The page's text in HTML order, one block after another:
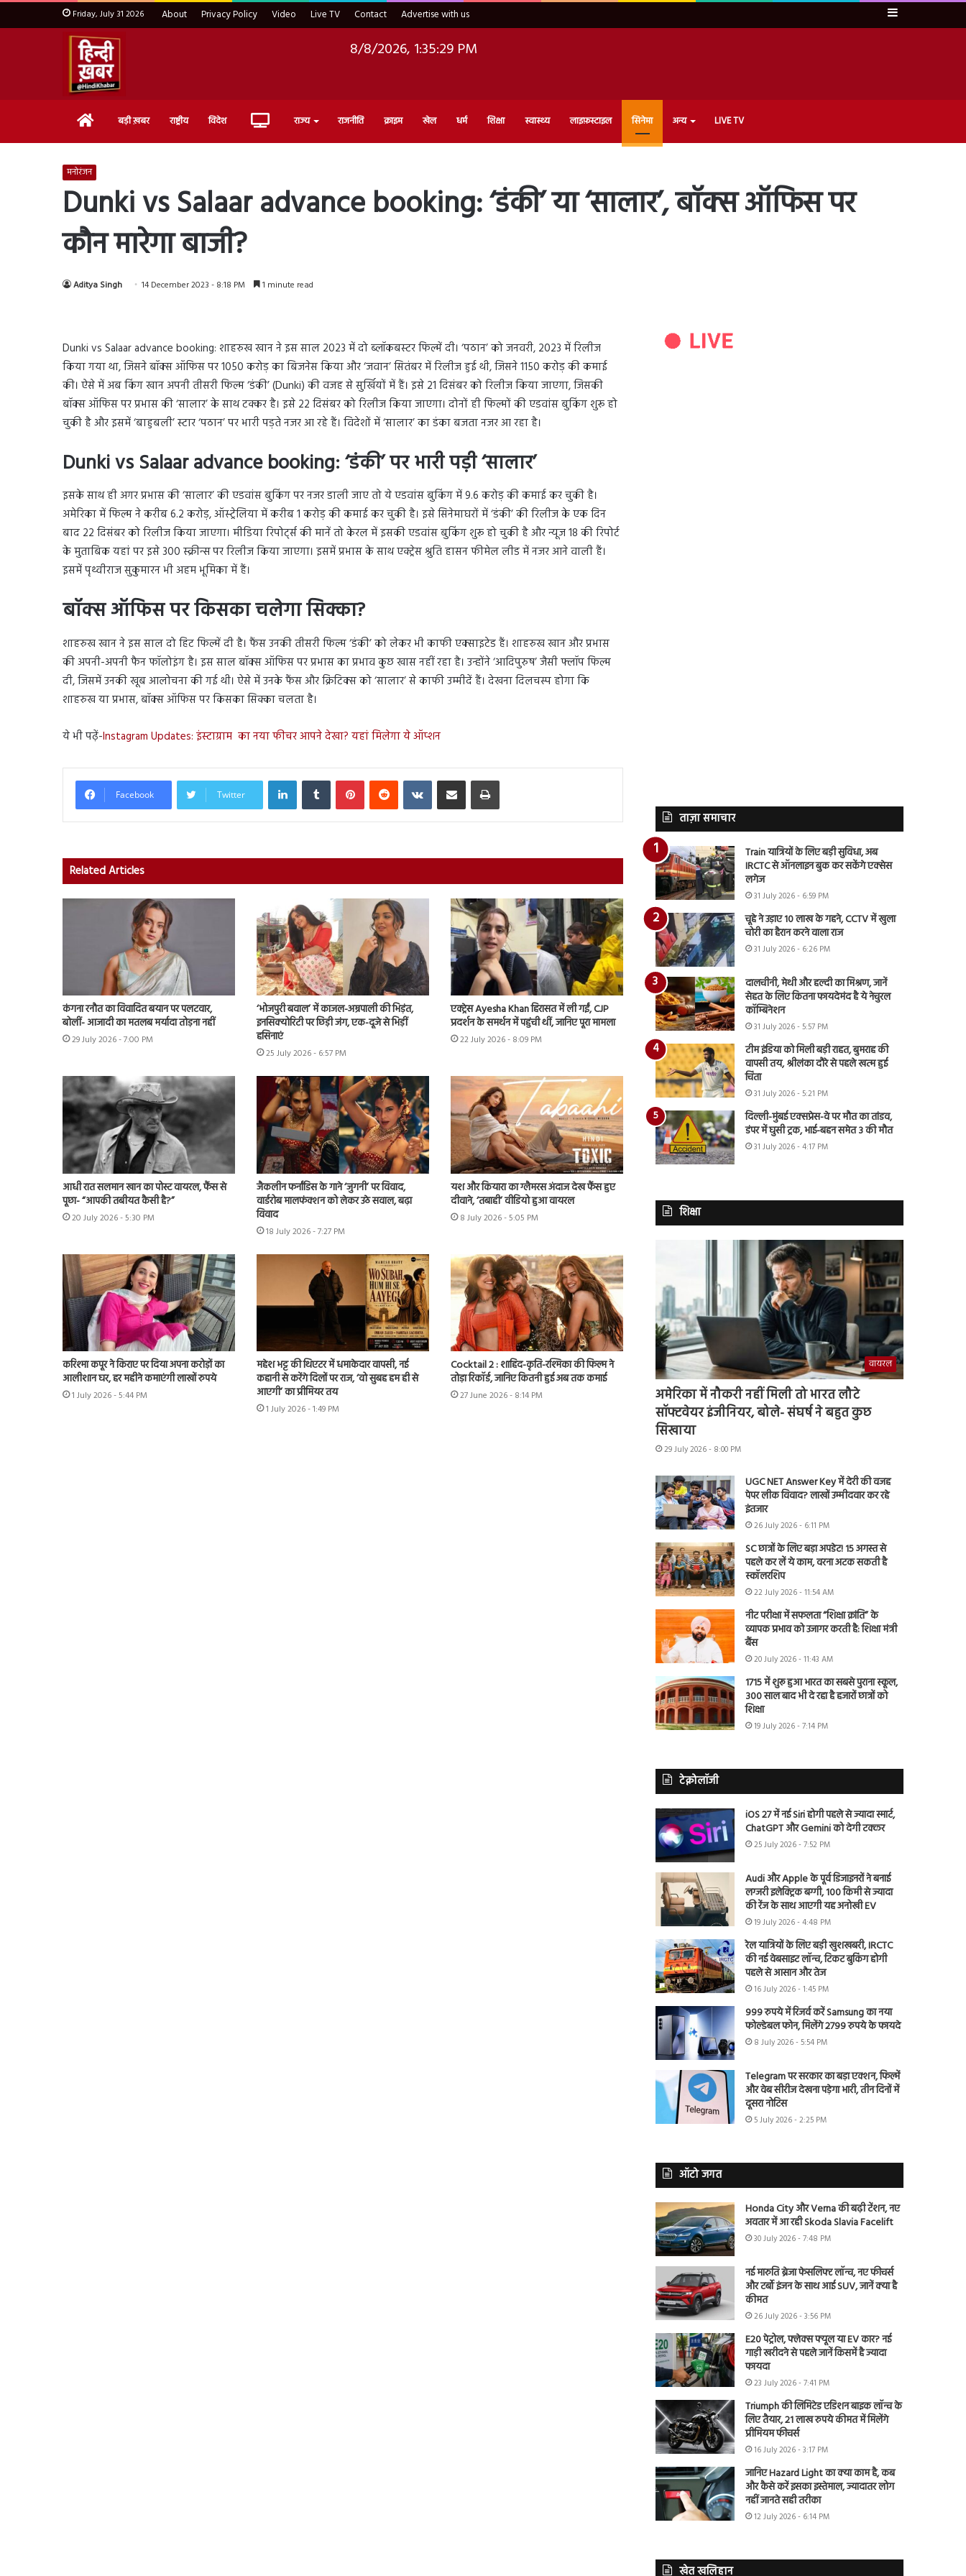
Friday, July 31 2026 About Privacy Policy Video Live TV Contact Advertise with us Sidebar
8/8/2026, 1:35:30 PM
Home बड़ी ख़बर राष्ट्रीय विदेश Live राज्य राजनीति क्राइम खेल धर्म शिक्षा स्वास्थ्य लाइफ़स्टाइल सिनेमा अन्य LIVE TV
मनोरंजन
Dunki vs Salaar advance booking: ‘डंकी’ या ‘सालार’, बॉक्स ऑफिस पर
कौन मारेगा बाजी?
Aditya Singh 14 December 2023 - 8:18 PM 1 minute read
Dunki vs Salaar advance booking: शाहरुख खान ने इस साल 2023 में दो ब्लॉकबस्टर फिल्में दी। ‘पठान’ को जनवरी, 2023 में रिलीज
किया गया था, जिसने बॉक्स ऑफिस पर 1050 करोड़ का बिजनेस किया और ‘जवान’ सितंबर में रिलीज हुई थी, जिसने 1150 करोड़ की कमाई
की। ऐसे में अब किंग खान अपनी तीसरी फिल्म ‘डंकी’ (Dunki) की वजह से सुर्खियों में हैं। इसे 21 दिसंबर को रिलीज किया जाएगा, जिसकी
बॉक्स ऑफिस पर प्रभास की ‘सालार’ के साथ टक्कर है। इसे 22 दिसंबर को रिलीज किया जाएगा। दोनों ही फिल्मों की एडवांस बुकिंग शुरू हो
चुकी है और इसमें ‘बाहुबली’ स्टार ‘पठान’ पर भारी पड़ते नजर आ रहे हैं। विदेशों में ‘सालार’ का डंका बजता नजर आ रहा है।
Dunki vs Salaar advance booking: ‘डंकी’ पर भारी पड़ी ‘सालार’
इसके साथ ही अगर प्रभास की ‘सालार’ की एडवांस बुकिंग पर नजर डाली जाए तो ये एडवांस बुकिंग में 9.6 करोड़ की कमाई कर चुकी है।
अमेरिका में फिल्म ने करीब 6.2 करोड़, ऑस्ट्रेलिया में करीब 1 करोड़ की कमाई कर चुकी है। इसे सिनेमाघरों में ‘डंकी’ की रिलीज के एक दिन
बाद 22 दिसंबर को रिलीज किया जाएगा। मीडिया रिपोर्ट्स की मानें तो केरल में इसकी एडवांस बुकिंग शुरू हो चुकी है और न्यूज 18 की रिपोर्ट
के मुताबिक यहां पर इसे 300 स्क्रीन्स पर रिलीज किया जाएगा। इसमें प्रभास के साथ एक्ट्रेस श्रुति हासन फीमेल लीड में नजर आने वाली हैं।
इसमें पृथ्वीराज सुकुमारन भी अहम भूमिका में हैं।
बॉक्स ऑफिस पर किसका चलेगा सिक्का?
शाहरुख खान ने इस साल दो हिट फिल्में दी है। फैंस उनकी तीसरी फिल्म ‘डंकी’ को लेकर भी काफी एक्साइटेड हैं। शाहरुख खान और प्रभास
की अपनी-अपनी फैन फॉलोइंग है। इस साल बॉक्स ऑफिस पर प्रभास का प्रभाव कुछ खास नहीं रहा है। उन्होंने ‘आदिपुरुष’ जैसी फ्लॉप फिल्म
दी, जिसमें उनकी खूब आलोचना की गई थी। ऐसे में उनके फैंस और क्रिटिक्स को ‘सालार’ से काफी उम्मीदें हैं। देखना दिलचस्प होगा कि
शाहरुख या प्रभास, बॉक्स ऑफिस पर किसका सिक्का चलता है।
ये भी पढ़ें-Instagram Updates: इंस्टाग्राम का नया फीचर आपने देखा? यहां मिलेगा ये ऑप्शन
Facebook Twitter
LinkedInTumblr PinterestReddit VKontakteShare via Email Print
Related Articles
कंगना रनौत का विवादित बयान पर पलटवार,
बोलीं- आजादी का मतलब मर्यादा तोड़ना नहीं
29 July 2026 - 7:00 PM
‘भोजपुरी बवाल’ में काजल-अम्रपाली की भिड़ंत,
इनसिक्योरिटी पर छिड़ी जंग, एक-दूजे से भिड़ीं
हसिनाएं
25 July 2026 - 6:57 PM
एक्ट्रेस Ayesha Khan हिरासत में ली गईं, CJP
प्रदर्शन के समर्थन में पहुंची थीं, जानिए पूरा मामला
22 July 2026 - 8:09 PM
आधी रात सलमान खान का पोस्ट वायरल, फैंस से
पूछा- “आपकी तबीयत कैसी है?”
20 July 2026 - 5:30 PM
जैकलीन फर्नांडिस के गाने ‘जुगनी’ पर विवाद,
वार्डरोब मालफंक्शन को लेकर उठे सवाल, बढ़ा
विवाद
18 July 2026 - 7:27 PM
यश और कियारा का ग्लैमरस अंदाज देख फैंस हुए
दीवाने, ‘तबाही’ वीडियो हुआ वायरल
8 July 2026 - 5:05 PM
करिश्मा कपूर ने किराए पर दिया अपना करोड़ों का
आलीशान घर, हर महीने कमाएंगी लाखों रुपये
1 July 2026 - 5:44 PM
महेश भट्ट की थिएटर में धमाकेदार वापसी, नई
कहानी से करेंगे दिलों पर राज, ‘वो सुबह हम ही से
आएगी’ का प्रीमियर तय
1 July 2026 - 1:49 PM
Cocktail 2 : शाहिद-कृति-रश्मिका की फिल्म ने
तोड़ा रिकॉर्ड, जानिए कितनी हुई अब तक कमाई
27 June 2026 - 8:14 PM
ताज़ा समाचार
Train यात्रियों के लिए बड़ी सुविधा, अब
IRCTC से ऑनलाइन बुक कर सकेंगे एक्सेस
लगेज
31 July 2026 - 6:59 PM
चूहे ने उड़ाए 10 लाख के गहने, CCTV में खुला
चोरी का हैरान करने वाला राज
31 July 2026 - 6:26 PM
दालचीनी, मेथी और हल्दी का मिश्रण, जानें
सेहत के लिए कितना फायदेमंद है ये नेचुरल
कॉम्बिनेशन
31 July 2026 - 5:57 PM
टीम इंडिया को मिली बड़ी राहत, बुमराह की
वापसी तय, श्रीलंका दौरे से पहले खत्म हुई
चिंता
31 July 2026 - 5:21 PM
दिल्ली-मुंबई एक्सप्रेस-वे पर मौत का तांडव,
डंपर में घुसी ट्रक, भाई-बहन समेत 3 की मौत
31 July 2026 - 4:17 PM
शिक्षा
वायरल
अमेरिका में नौकरी नहीं मिली तो भारत लौटे
सॉफ्टवेयर इंजीनियर, बोले- संघर्ष ने बहुत कुछ
सिखाया
29 July 2026 - 8:00 PM
UGC NET Answer Key में देरी की वजह
पेपर लीक विवाद? लाखों उम्मीदवार कर रहे
इंतजार
26 July 2026 - 6:11 PM
SC छात्रों के लिए बड़ा अपडेट! 15 अगस्त से
पहले कर लें ये काम, वरना अटक सकती है
स्कॉलरशिप
22 July 2026 - 11:54 AM
नीट परीक्षा में सफलता “शिक्षा क्रांति” के
व्यापक प्रभाव को उजागर करती है: शिक्षा मंत्री
बैंस
20 July 2026 - 11:43 AM
1715 में शुरू हुआ भारत का सबसे पुराना स्कूल,
300 साल बाद भी दे रहा है हजारों छात्रों को
शिक्षा
19 July 2026 - 7:14 PM
टेक्नोलॉजी
iOS 27 में नई Siri होगी पहले से ज्यादा स्मार्ट,
ChatGPT और Gemini को देगी टक्कर
25 July 2026 - 7:52 PM
Audi और Apple के पूर्व डिजाइनरों ने बनाई
लग्जरी इलेक्ट्रिक बग्गी, 100 किमी से ज्यादा
की रेंज के साथ आएगी यह अनोखी EV
19 July 2026 - 4:48 PM
रेल यात्रियों के लिए बड़ी खुशखबरी, IRCTC
की नई वेबसाइट लॉन्च, टिकट बुकिंग होगी
पहले से आसान और तेज
16 July 2026 - 1:45 PM
999 रुपये में रिजर्व करें Samsung का नया
फोल्डेबल फोन, मिलेंगे 2799 रुपये के फायदे
8 July 2026 - 5:54 PM
Telegram पर सरकार का बड़ा एक्शन, फिल्में
और वेब सीरीज देखना पड़ेगा भारी, तीन दिनों में
दूसरा नोटिस
5 July 2026 - 2:25 PM
ऑटो जगत
Honda City और Verna की बढ़ी टेंशन, नए
अवतार में आ रही Skoda Slavia Facelift
30 July 2026 - 7:48 PM
नई मारुति ब्रेजा फेसलिफ्ट लॉन्च, नए फीचर्स
और टर्बो इंजन के साथ आई SUV, जानें क्या है
कीमत
26 July 2026 - 3:56 PM
E20 पेट्रोल, फ्लेक्स फ्यूल या EV कार? नई
गाड़ी खरीदने से पहले जानें किसमें है ज्यादा
फायदा
23 July 2026 - 7:41 PM
Triumph की लिमिटेड एडिशन बाइक लॉन्च के
लिए तैयार, 21 लाख रुपये कीमत में मिलेंगे
प्रीमियम फीचर्स
16 July 2026 - 3:17 PM
जानिए Hazard Light का क्या काम है, कब
और कैसे करें इसका इस्तेमाल, ज्यादातर लोग
नहीं जानते सही तरीका
12 July 2026 - 6:14 PM
खेत खलिहान